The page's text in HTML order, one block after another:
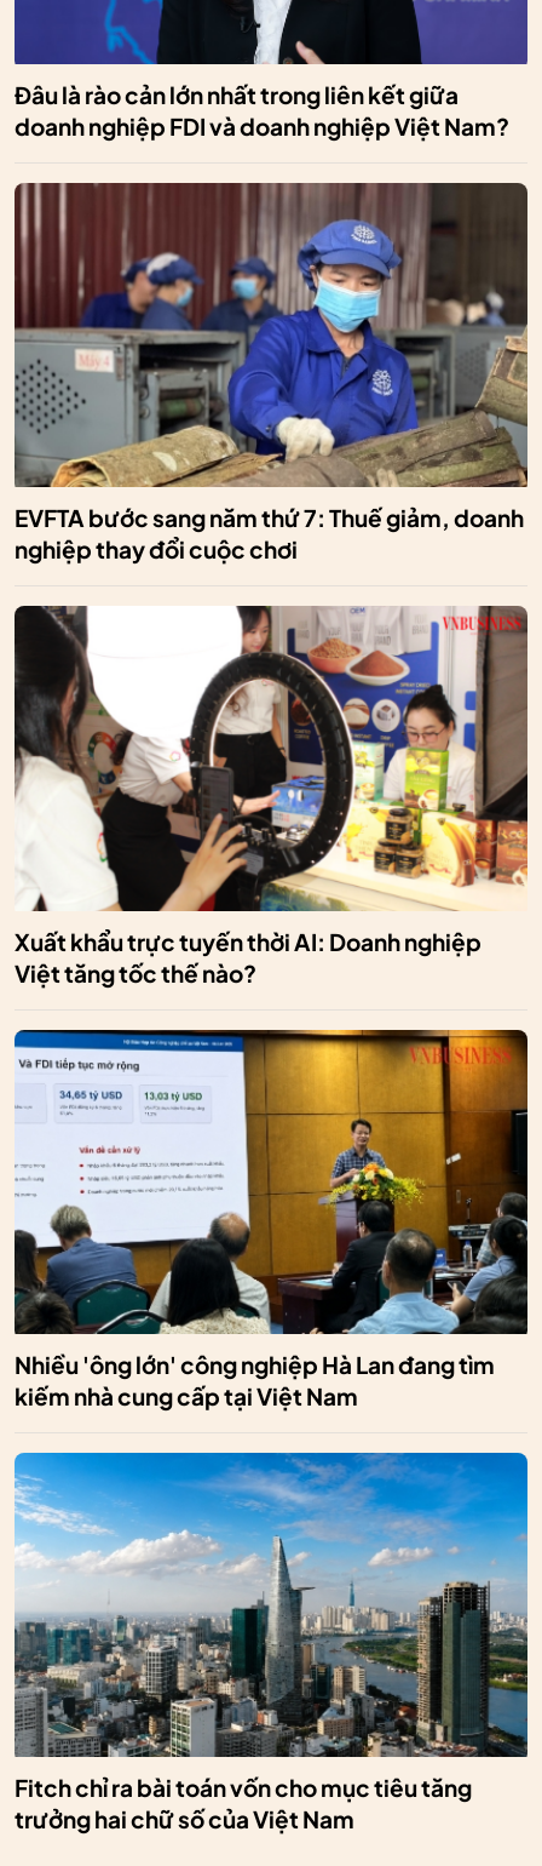
Đâu là rào cản lớn nhất trong liên kết giữa
doanh nghiệp FDI và doanh nghiệp Việt Nam?
EVFTA bước sang năm thứ 7: Thuế giảm, doanh
nghiệp thay đổi cuộc chơi
Xuất khẩu trực tuyến thời AI: Doanh nghiệp
Việt tăng tốc thế nào?
Nhiều 'ông lớn' công nghiệp Hà Lan đang tìm
kiếm nhà cung cấp tại Việt Nam
Fitch chỉ ra bài toán vốn cho mục tiêu tăng
trưởng hai chữ số của Việt Nam